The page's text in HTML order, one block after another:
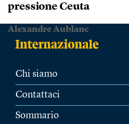
pressione Ceuta
Alexandre Aublanc
Chi siamo
Contattaci
Sommario